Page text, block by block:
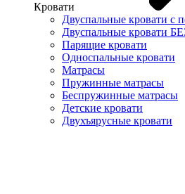
Кровати
Двуспальные кровати с
Двуспальные кровати
Парящие кровати
Односпальные кровати
Матрасы
Пружинные матрасы
Беспружинные матрасы
Детские кровати
Двухъярусные кровати